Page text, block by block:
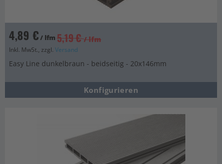
4,89 €/ lfm 5,19 € / lfm
Inkl. MwSt., zzgl. Versand
Easy Line dunkelbraun - beidseitig - 20x146mm
Konfigurieren